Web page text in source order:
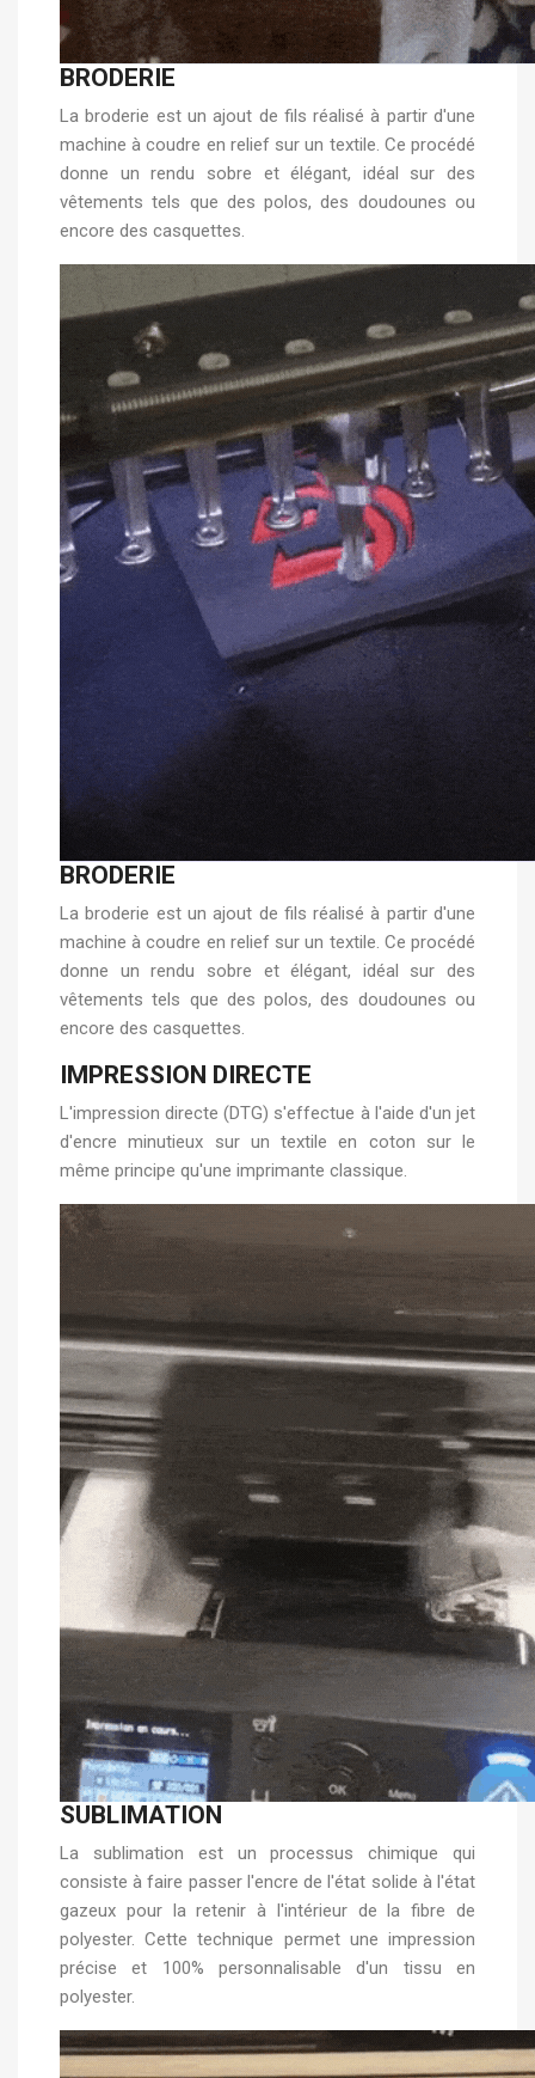
BRODERIE
La broderie est un ajout de fils réalisé à partir d'une
machine à coudre en relief sur un textile. Ce procédé
donne un rendu sobre et élégant, idéal sur des
vêtements tels que des polos, des doudounes ou
encore des casquettes.
BRODERIE
La broderie est un ajout de fils réalisé à partir d'une
machine à coudre en relief sur un textile. Ce procédé
donne un rendu sobre et élégant, idéal sur des
vêtements tels que des polos, des doudounes ou
encore des casquettes.
IMPRESSION DIRECTE
L'impression directe (DTG) s'effectue à l'aide d'un jet
d'encre minutieux sur un textile en coton sur le
même principe qu'une imprimante classique.
SUBLIMATION
La sublimation est un processus chimique qui
consiste à faire passer l'encre de l'état solide à l'état
gazeux pour la retenir à l'intérieur de la fibre de
polyester. Cette technique permet une impression
précise et 100% personnalisable d'un tissu en
polyester.